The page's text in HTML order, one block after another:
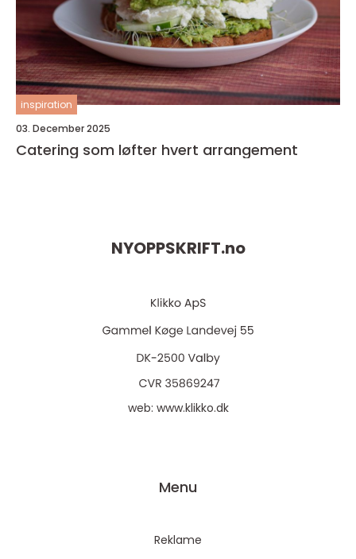
inspiration
03. December 2025
Catering som løfter hvert arrangement
NYOPPSKRIFT.no
web: www.klikko.dk
Menu
Reklame